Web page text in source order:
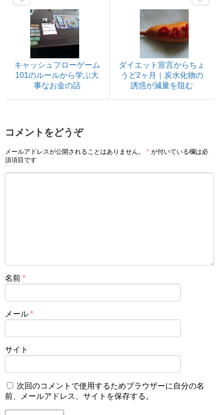
キャッシュフローゲーム
101のルールから学ぶ大
事なお金の話
ダイエット宣言からちょ
うど2ヶ月｜炭水化物の
誘惑が減量を阻む
コメントをどうぞ
メールアドレスが公開されることはありません。 * が付いている欄は必
須項目です
名前 *
メール *
サイト
次回のコメントで使用するためブラウザーに自分の名
前、メールアドレス、サイトを保存する。